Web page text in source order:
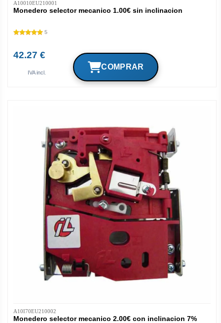
A10010EU210001
Monedero selector mecanico 1.00€ sin inclinacion
5
42.27 €
IVA incl.
A10I70EU210002
Monedero selector mecanico 2.00€ con inclinacion 7%